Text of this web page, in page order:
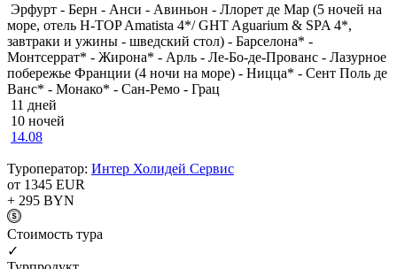
Эрфурт - Берн - Анси - Авиньон - Ллорет де Мар (5 ночей на
море, отель H-TOP Amatista 4*/ GHT Aguarium & SPA 4*,
завтраки и ужины - шведский стол) - Барселона* -
Монтсеррат* - Жирона* - Арль - Ле-Бо-де-Прованс - Лазурное
побережье Франции (4 ночи на море) - Ницца* - Сент Поль де
Ванс* - Монако* - Сан-Ремо - Грац
11 дней
10 ночей
14.08
Туроператор: Интер Холидей Сервис
от 1345 EUR
+ 295 BYN
Cтоимость тура
✓